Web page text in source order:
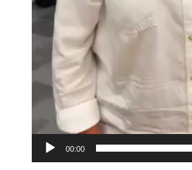
00:00